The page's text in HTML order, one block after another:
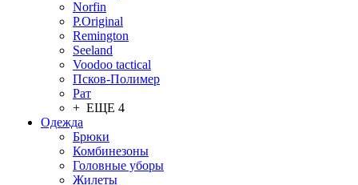
Norfin
P.Original
Remington
Seeland
Voodoo tactical
Псков-Полимер
Рат
+ ЕЩЕ 4
Одежда
Брюки
Комбинезоны
Головные уборы
Жилеты